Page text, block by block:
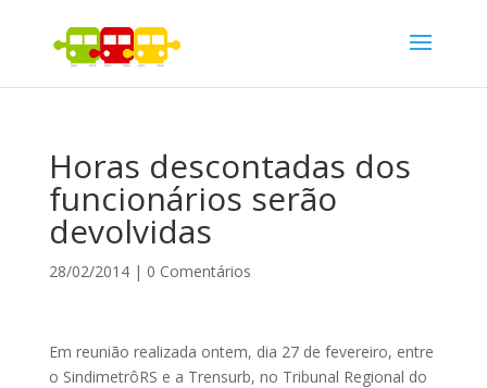
Horas descontadas dos
funcionários serão
devolvidas
28/02/2014| 0 Comentários
Em reunião realizada ontem, dia 27 de fevereiro, entre
o SindimetrôRS e a Trensurb, no Tribunal Regional do